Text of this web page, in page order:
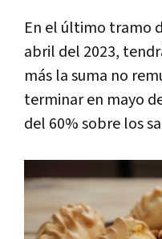
En el último tramo
abril del 2023,
más la suma no
terminar en mayo
del 60% sobre los